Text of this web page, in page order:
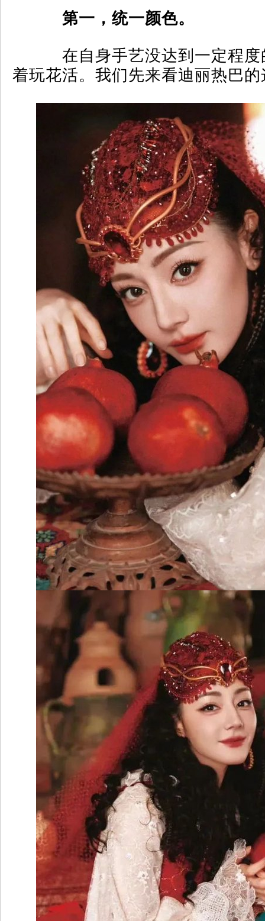
第一，统一颜色。
在自身手艺没达到一定程度
着玩花活。我们先来看迪丽热巴